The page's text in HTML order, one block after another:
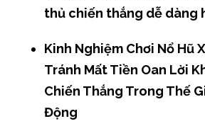
thủ chiến thắng dễ dàng
Kinh Nghiệm Chơi Nổ Hũ
Tránh Mất Tiền Oan Lời
Chiến Thắng Trong Thế
Động